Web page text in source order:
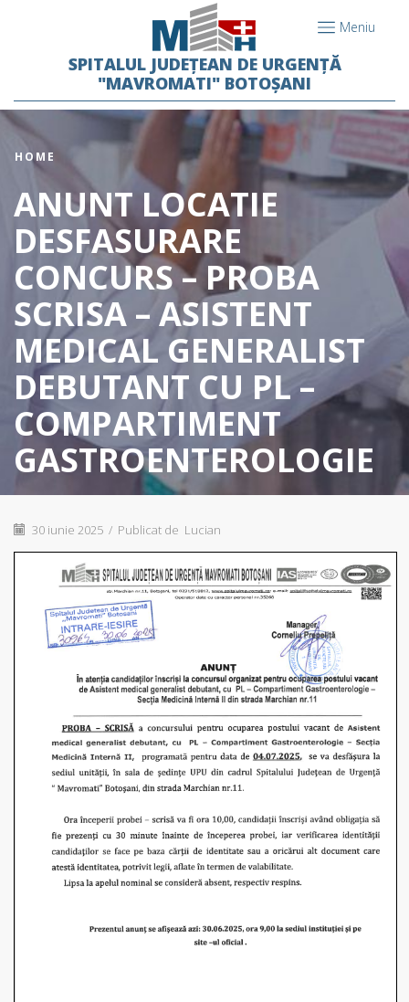
Meniu
SPITALUL JUDEȚEAN DE URGENȚĂ
"MAVROMATI" BOTOȘANI
HOME
ANUNT LOCATIE
DESFASURARE
CONCURS – PROBA
SCRISA – ASISTENT
MEDICAL GENERALIST
DEBUTANT CU PL –
COMPARTIMENT
GASTROENTEROLOGIE
30 iunie 2025 / Publicat de Lucian